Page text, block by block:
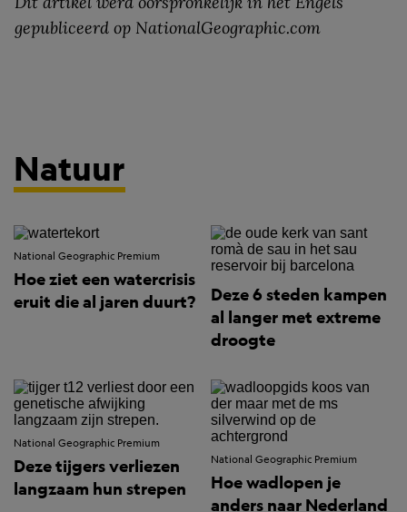
gepubliceerd op NationalGeographic.com
Natuur
National Geographic Premium
Hoe ziet een watercrisis
eruit die al jaren duurt?
Deze 6 steden kampen
al langer met extreme
droogte
National Geographic Premium
Deze tijgers verliezen
langzaam hun strepen
National Geographic Premium
Hoe wadlopen je
anders naar Nederland